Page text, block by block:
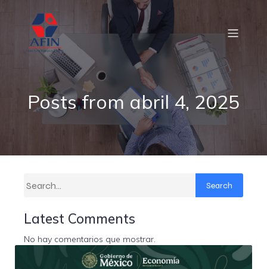
Posts from abril 4, 2025
Search
Latest Comments
No hay comentarios que mostrar.